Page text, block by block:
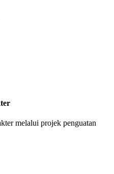
melalui projek penguatan